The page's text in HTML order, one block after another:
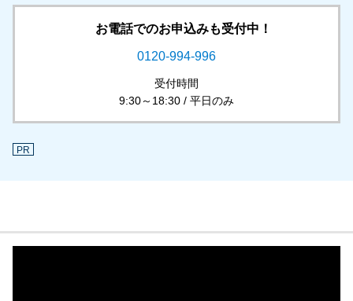
お電話でのお申込みも受付中！
0120-994-996
受付時間
9:30～18:30 / 平日のみ
PR